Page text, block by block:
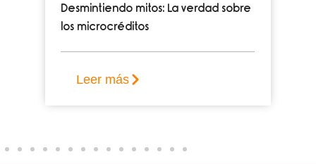
Desmintiendo mitos: La verdad sobre
los microcréditos
Leer más